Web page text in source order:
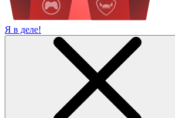
Я в деле!